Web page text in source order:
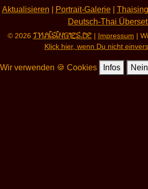
Aktualisieren Portrait-Galerie|
Deutsch-Thai
© 2026 THAISINGLES.DE| Impressum |
Klick hier, wenn Du nicht
Wir verwenden 🍪 Cookies Infos Nein